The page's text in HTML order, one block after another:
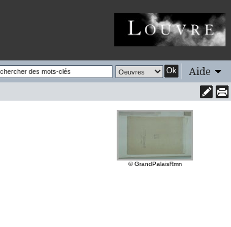
Ok Aide
© GrandPalaisRmn